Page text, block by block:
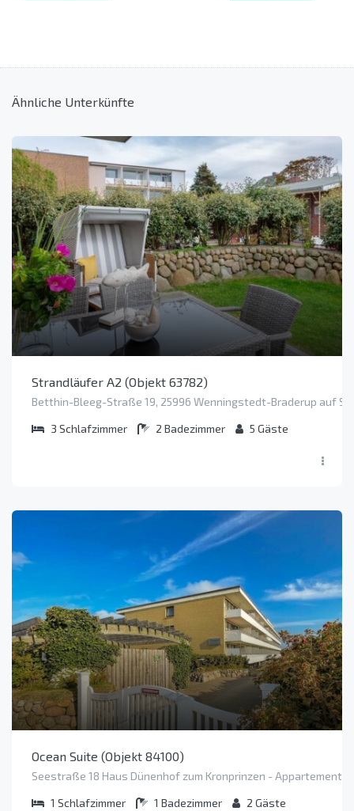
Ähnliche Unterkünfte
Strandläufer A2 (Objekt 63782)
Betthin-Bleeg-Straße 19, 25996 Wenningstedt-Braderup auf
3 Schlafzimmer 2 Badezimmer 5 Gäste
Ocean Suite (Objekt 84100)
Seestraße 18 Haus Dünenhof zum Kronprinzen - Appartement
1 Schlafzimmer 1 Badezimmer 2 Gäste